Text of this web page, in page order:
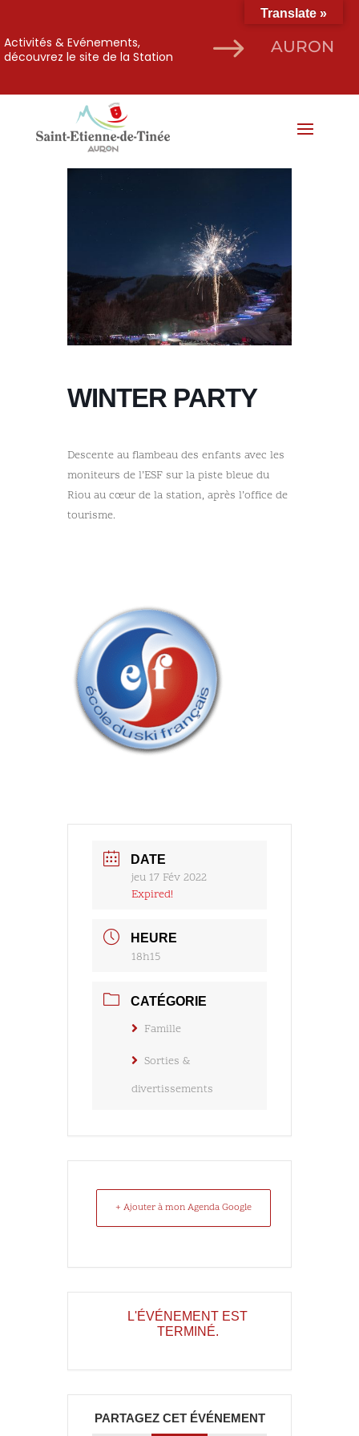
$
Activités & Evénements,
découvrez le site de la Station
AURON
WINTER PARTY
Descente au flambeau des enfants avec les
moniteurs de l’ESF sur la piste bleue du
Riou au cœur de la station, après l’office de
tourisme.
DATE
jeu 17 Fév 2022
Expired!
HEURE
18h15
CATÉGORIE
Famille
Sorties &
divertissements
+ Ajouter à mon Agenda Google
L'ÉVÉNEMENT EST
TERMINÉ.
PARTAGEZ CET ÉVÉNEMENT
Translate »